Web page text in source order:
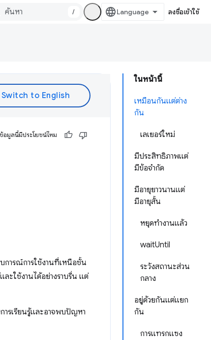
/ ลงชื่อเข้าใช้
ในหน้านี้
เหมือนกันแต่ต่าง
กัน
เลเยอร์ใหม่
มีประสิทธิภาพแต่
มีข้อจํากัด
มีอายุยาวนานแต่
มีอายุสั้น
หยุดทำงานแล้ว
waitUntil
ระวังสถานะส่วน
กลาง
อยู่ด้วยกันแต่แยก
กัน
การแทรกแซง
ข้อมูลนี้มีประโยชน์ไหม
การณ์การใช้งานที่เหนือชั้น
ะใช้งานได้อย่างราบรื่น แต่
ารเรียนรู้และอาจพบปัญหา